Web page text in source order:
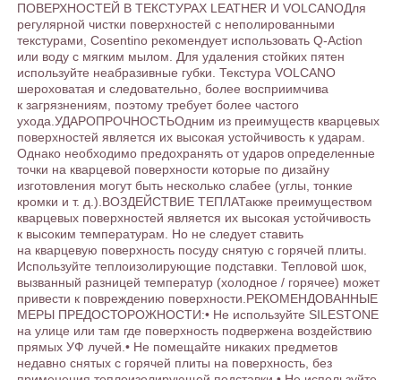
ПОВЕРХНОСТЕЙ В ТЕКСТУРАХ LEATHER И VOLCANOДля
регулярной чистки поверхностей с неполированными
текстурами, Cosentino рекомендует использовать Q-Action
или воду с мягким мылом. Для удаления стойких пятен
используйте неабразивные губки. Текстура VOLCANO
шероховатая и следовательно, более восприимчива
к загрязнениям, поэтому требует более частого
ухода.УДАРОПРОЧНОСТЬОдним из преимуществ кварцевых
поверхностей является их высокая устойчивость к ударам.
Однако необходимо предохранять от ударов определенные
точки на кварцевой поверхности которые по дизайну
изготовления могут быть несколько слабее (углы, тонкие
кромки и т. д.).ВОЗДЕЙСТВИЕ ТЕПЛАТакже преимуществом
кварцевых поверхностей является их высокая устойчивость
к высоким температурам. Но не следует ставить
на кварцевую поверхность посуду снятую с горячей плиты.
Используйте теплоизолирующие подставки. Тепловой шок,
вызванный разницей температур (холодное / горячее) может
привести к повреждению поверхности.РЕКОМЕНДОВАННЫЕ
МЕРЫ ПРЕДОСТОРОЖНОСТИ:• Не используйте SILESTONE
на улице или там где поверхность подвержена воздействию
прямых УФ лучей.• Не помещайте никаких предметов
недавно снятых с горячей плиты на поверхность, без